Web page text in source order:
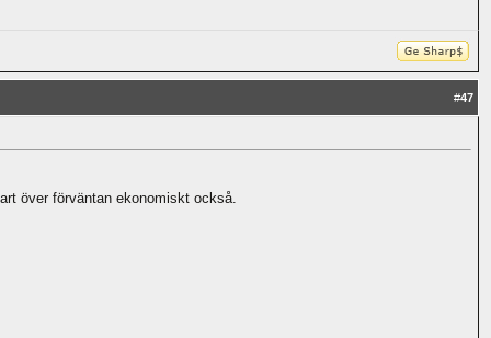
#47
över förväntan ekonomiskt också.